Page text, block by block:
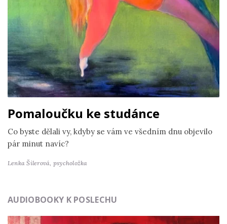
Pomaloučku ke studánce
Co byste dělali vy, kdyby se vám ve všedním dnu objevilo
pár minut navíc?
Lenka Šilerová, psycholožka
AUDIOBOOKY K POSLECHU